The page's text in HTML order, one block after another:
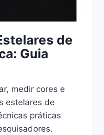
de
Guia
medir cores e
estelares de
práticas